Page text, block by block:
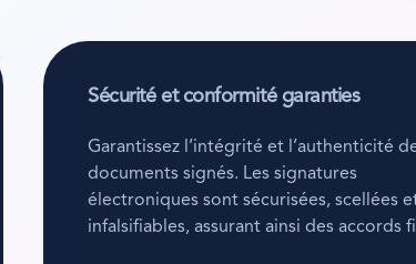
Sécurité et conformité garanties
Garantissez l’intégrité et l’authenticité
documents signés. Les signatures
électroniques sont sécurisées, scellées
infalsifiables, assurant ainsi des accords